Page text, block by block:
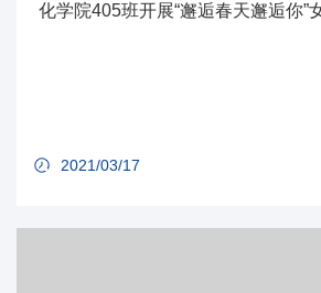
化学院405班开展“邂逅春天邂逅你”
2021/03/17